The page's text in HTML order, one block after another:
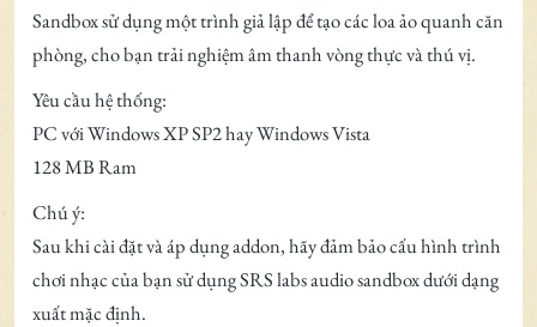
Sandbox sử dụng một trình giả lập để tạo các loa ảo quanh căn
phòng, cho bạn trải nghiệm âm thanh vòng thực và thú vị.
Yêu cầu hệ thống:
PC với Windows XP SP2 hay Windows Vista
128 MB Ram
Chú ý:
Sau khi cài đặt và áp dụng addon, hãy đảm bảo cấu hình trình
chơi nhạc của bạn sử dụng SRS labs audio sandbox dưới dạng
xuất mặc định.